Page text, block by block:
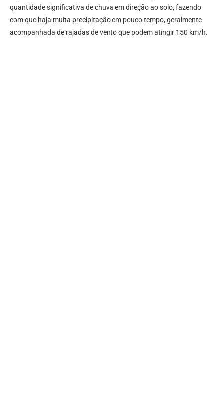
quantidade significativa de chuva em direção ao solo, fazendo
com que haja muita precipitação em pouco tempo, geralmente
acompanhada de rajadas de vento que podem atingir 150 km/h.